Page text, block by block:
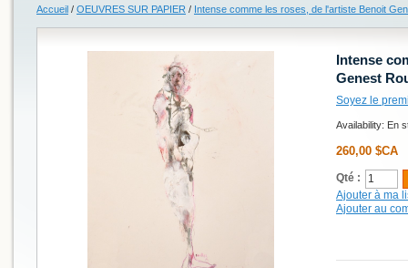
Accueil / OEUVRES SUR PAPIER / Intense comme les roses, de l'artiste Benoit
Intense
Genest
Soyez le
Availability: En
260,00 $CA
Qté :
Ajouter à ma
Ajouter au